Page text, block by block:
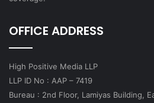
OFFICE ADDRESS
High Positive Media LLP
LLP ID No : AAP – 7419
Bureau : 2nd Floor, Lamiyas Building,